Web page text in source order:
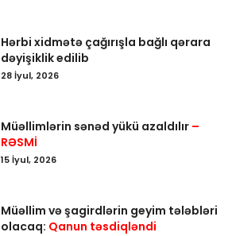
Hərbi xidmətə çağırışla bağlı qərara
dəyişiklik edilib
28 İyul, 2026
Müəllimlərin sənəd yükü azaldılır –
RƏSMİ
15 İyul, 2026
Müəllim və şagirdlərin geyim tələbləri
olacaq: Qanun təsdiqləndi